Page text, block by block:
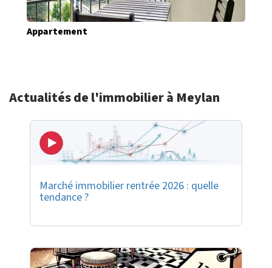
Appartement
Actualités de l'immobilier à Meylan
Marché immobilier rentrée 2026 : quelle
tendance ?